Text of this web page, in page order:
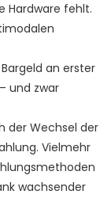
Hardware fehlt.
an erster
und zwar
der Wechsel der
Vielmehr
wachsender